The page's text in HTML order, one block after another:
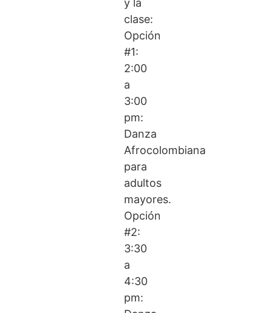
y la
clase:
Opción
#1:
2:00
a
3:00
pm:
Danza
Afrocolombiana
para
adultos
mayores.
Opción
#2:
3:30
a
4:30
pm: